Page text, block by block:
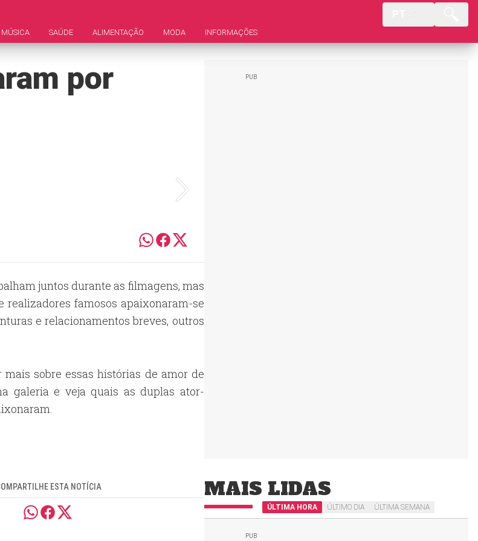
MÚSICA SAÚDE ALIMENTAÇÃO MODA INFORMAÇÕES
por
juntos durante as filmagens, mas
realizadores famosos apaixonaram-se
e relacionamentos breves, outros
mais sobre essas histórias de amor de
galeria e veja quais as duplas ator-
ESTA NOTÍCIA MAIS LIDAS
ÚLTIMA HORA ÚLTIMO DIA ÚLTIMA SEMANA